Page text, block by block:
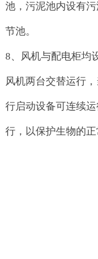
池，污泥池内设有
节池。
8、风机与配电柜均
风机两台交替运行
行启动设备可连续
行，以保护生物的正